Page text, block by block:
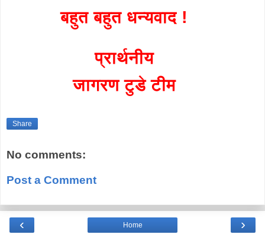
बहुत बहुत धन्यवाद !
प्रार्थनीय
जागरण टुडे टीम
Share
No comments:
Post a Comment
‹ ›
Home